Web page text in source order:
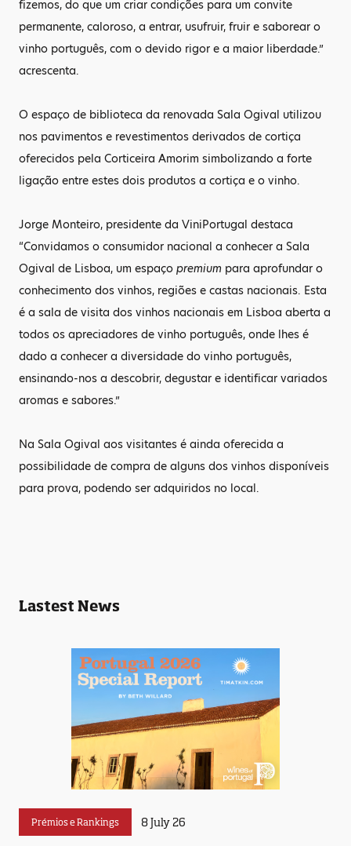
fizemos, do que um criar condições para um convite
permanente, caloroso, a entrar, usufruir, fruir e saborear o
vinho português, com o devido rigor e a maior liberdade.”
acrescenta.
O espaço de biblioteca da renovada Sala Ogival utilizou
nos pavimentos e revestimentos derivados de cortiça
oferecidos pela Corticeira Amorim simbolizando a forte
ligação entre estes dois produtos a cortiça e o vinho.
Jorge Monteiro, presidente da ViniPortugal destaca
“Convidamos o consumidor nacional a conhecer a Sala
Ogival de Lisboa, um espaço premium para aprofundar o
conhecimento dos vinhos, regiões e castas nacionais. Esta
é a sala de visita dos vinhos nacionais em Lisboa aberta a
todos os apreciadores de vinho português, onde lhes é
dado a conhecer a diversidade do vinho português,
ensinando-nos a descobrir, degustar e identificar variados
aromas e sabores.”
Na Sala Ogival aos visitantes é ainda oferecida a
possibilidade de compra de alguns dos vinhos disponíveis
para prova, podendo ser adquiridos no local.
Lastest News
Prémios e Rankings 8 July 26